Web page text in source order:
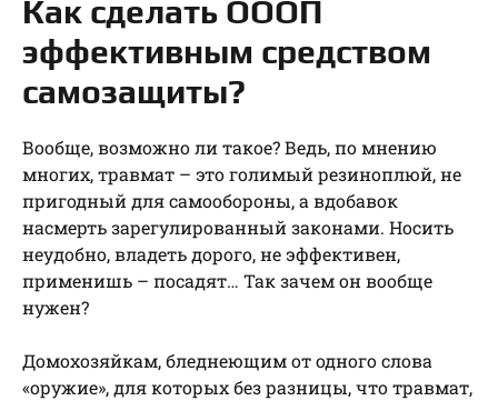
Как сделать ОООП
эффективным средством
самозащиты?
Вообще, возможно ли такое? Ведь, по мнению
многих, травмат – это голимый резиноплюй, не
пригодный для самообороны, а вдобавок
насмерть зарегулированный законами. Носить
неудобно, владеть дорого, не эффективен,
применишь – посадят… Так зачем он вообще
нужен?
Домохозяйкам, бледнеющим от одного слова
«оружие», для которых без разницы, что травмат,